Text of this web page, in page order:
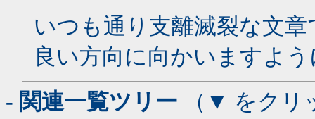
いつも通り支離滅裂な文
良い方向に向かいますよう
- 関連一覧ツリー （▼ をクリ